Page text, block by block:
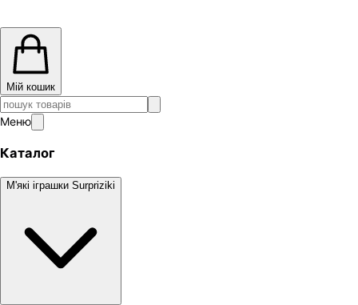
Мій кошик
Меню
Каталог
М'які іграшки Surpriziki